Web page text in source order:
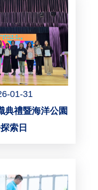
01-31
典禮暨海洋公園
索日